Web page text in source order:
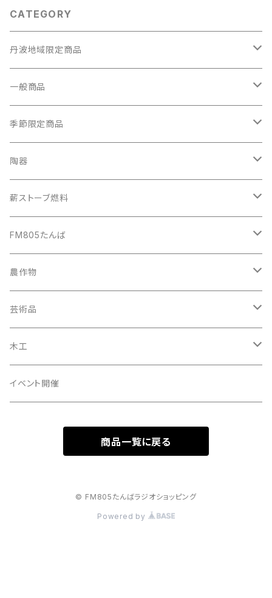
CATEGORY
丹波地域限定商品
農業体験
イベント講師派遣
空き家相談
一般商品
自動車
自転車
バイク
手芸小物
季節限定商品
秋の味覚
陶器
カップ
植木鉢
ご飯炊き窯
特殊品
薪ストーブ燃料
薪
建築破材
FM805たんば
ラジオ番組作成
ラジオ番組中継
コンサート・イベント音響
動画配信
講師・ミュージシャン
農作物
黒にんにく
丹波のお米
丹波の野菜
芸術品
絵画
木工
アイデア材料
イベント開催
商品一覧に戻る
© FM805たんばラジオショッピング
Powered by